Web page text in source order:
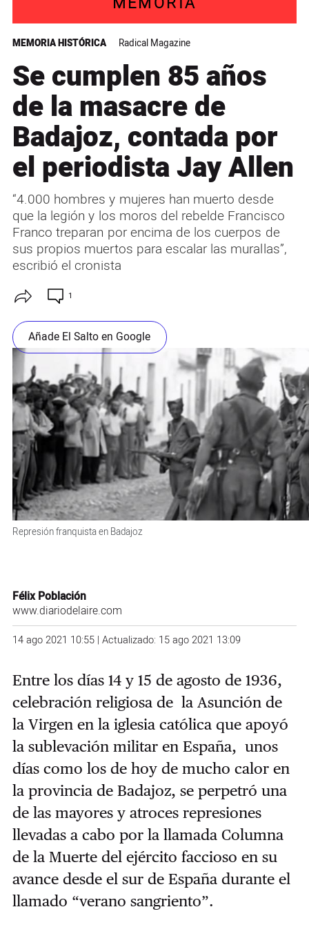
MEMORIA HISTÓRICA Radical Magazine
Se cumplen 85 años
de la masacre de
Badajoz, contada por
el periodista Jay Allen
“4.000 hombres y mujeres han muerto desde
que la legión y los moros del rebelde Francisco
Franco treparan por encima de los cuerpos de
sus propios muertos para escalar las murallas”,
escribió el cronista
1
Añade El Salto en Google
Represión franquista en Badajoz
Félix Población
www.diariodelaire.com
14 ago 2021 10:55 | Actualizado: 15 ago 2021 13:09
Entre los días 14 y 15 de agosto de 1936,
celebración religiosa de la Asunción de
la Virgen en la iglesia católica que apoyó
la sublevación militar en España, unos
días como los de hoy de mucho calor en
la provincia de Badajoz, se perpetró una
de las mayores y atroces represiones
llevadas a cabo por la llamada Columna
de la Muerte del ejército faccioso en su
avance desde el sur de España durante el
llamado “verano sangriento”.